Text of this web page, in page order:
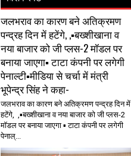
जलभराव का कारण बने अतिक्रमण
पन्द्रह दिन में हटेंगे, ,▪️बख्शीखाना व
नया बाजार को जी प्लस-2 मॉडल पर
बनाया जाएगा▪️ टाटा कंपनी पर लगेगी
पेनाल्टी▪️मीडिया से चर्चा में मंत्री
भूपेन्द्र सिंह ने कहा-
जलभराव का कारण बने अतिक्रमण पन्द्रह दिन में
हटेंगे, ,▪️बख्शीखाना व नया बाजार को जी प्लस-2
मॉडल पर बनाया जाएगा ▪️ टाटा कंपनी पर लगेगी
पेनाल्...